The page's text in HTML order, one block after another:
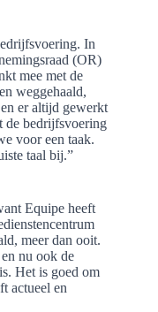
In
(OR)
mee met de
weggehaald,
er altijd gewerkt
de bedrijfsvoering
voor een taak.
taal bij.”
Equipe heeft
meer dan ooit.
nu ook de
Het is goed om
actueel en